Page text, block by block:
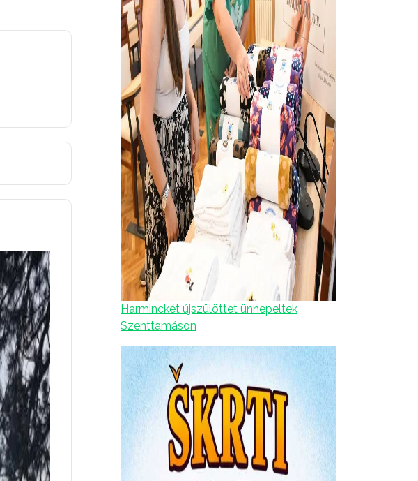
Harminckét újszülöttet ünnepeltek
Szenttamáson